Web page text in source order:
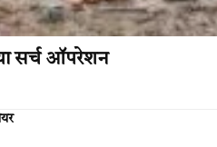
सर्च ऑपरेशन